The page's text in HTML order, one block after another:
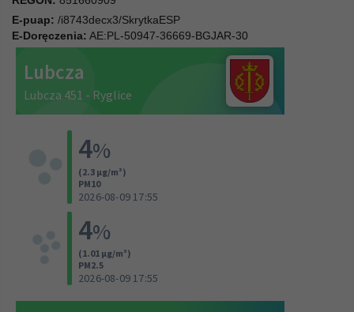
E-puap: /i8743decx3/SkrytkaESP
E-Doręczenia: AE:PL-50947-36669-BGJAR-30